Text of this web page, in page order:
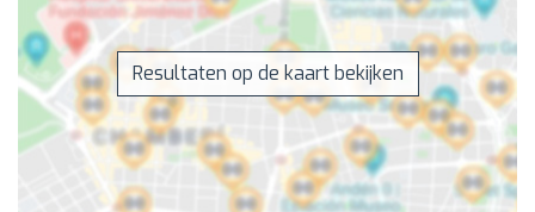
Resultaten op de kaart bekijken